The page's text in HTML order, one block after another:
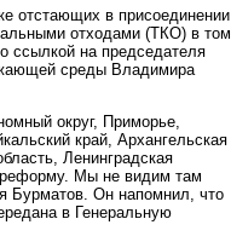
отстающих в присоединении
отходами (ТКО) в том
ссылкой на председателя
среды Владимира
округ, Приморье,
край, Архангельская
Ленинградская
реформу. Мы не видим там
Бурматов. Он напомнил, что
в Генеральную